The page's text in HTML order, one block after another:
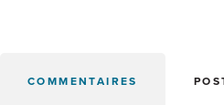
COMMENTAIRES